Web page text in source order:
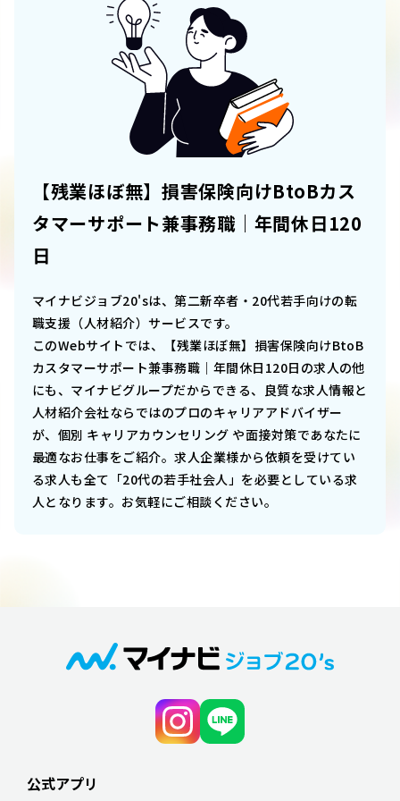
【残業ほぼ無】損害保険向けBtoBカス
タマーサポート兼事務職｜年間休日120
日
マイナビジョブ20'sは、第二新卒者・20代若手向けの転
職支援（人材紹介）サービスです。
このWebサイトでは、
【残業ほぼ無】損害保険向けBtoB
カスタマーサポート兼事務職｜年間休日120日 の求人の他
にも、マイナビグループだからできる、良質な求人情報と
人材紹介会社ならではのプロのキャリアアドバイザー
が、個別 キャリアカウンセリング や面接対策であなたに
最適なお仕事をご紹介。求人企業様から依頼を受けてい
る求人も全て「20代の若手社会人」を必要としている求
人となります。お気軽にご相談ください。
公式アプリ